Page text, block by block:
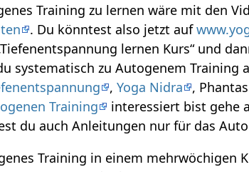
Training zu lernen wäre mit den
. Du könntest also jetzt auf
lernen Kurs“ und
systematisch zu Autogenem Training
,Yoga Nidra
,
Training
interessiert bist gehe
du auch Anleitungen nur für das
Training in einem mehrwöchigen